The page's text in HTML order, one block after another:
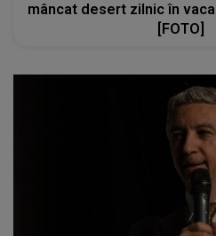
mâncat desert zilnic în
[FOTO]